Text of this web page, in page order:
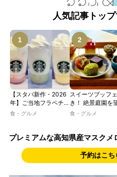
人気記事トッ
【スタバ新作・2026
年】ご当地フラペチー
ノが新登場！ 地域と
JIMOTO
PROGRAM」が青
森・群馬・沖縄で始
動。6種類を飲んで実
食・グルメ
スイーツブッフ
き！ 絶景庭園を
ホテルレストラン
ツトレンド
食・グルメ
プレミアムな高知県産マスクメ
予約はこ